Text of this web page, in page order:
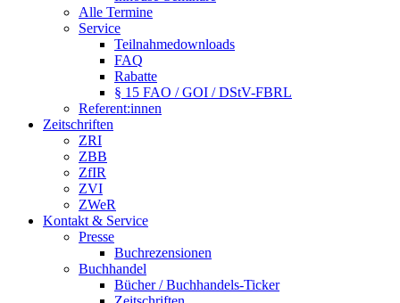
Alle Termine
Service
Teilnahmedownloads
FAQ
Rabatte
§ 15 FAO / GOI / DStV-FBRL
Referent:innen
Zeitschriften
ZRI
ZBB
ZfIR
ZVI
ZWeR
Kontakt & Service
Presse
Buchrezensionen
Buchhandel
Bücher / Buchhandels-Ticker